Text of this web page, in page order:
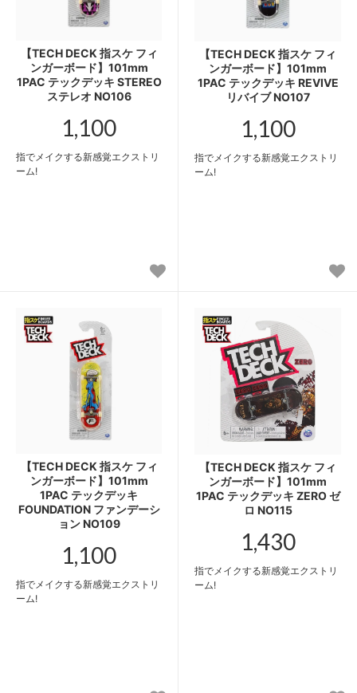
【TECH DECK 指スケ フィ
ンガーボード】101mm
1PAC テックデッキ STEREO
ステレオ NO106
1,100
指でメイクする新感覚エクストリ
ーム!
【TECH DECK 指スケ フィ
ンガーボード】101mm
1PAC テックデッキ REVIVE
リバイブ NO107
1,100
指でメイクする新感覚エクストリ
ーム!
【TECH DECK 指スケ フィ
ンガーボード】101mm
1PAC テックデッキ
FOUNDATION ファンデーシ
ョン NO109
1,100
指でメイクする新感覚エクストリ
ーム!
【TECH DECK 指スケ フィ
ンガーボード】101mm
1PAC テックデッキ ZERO ゼ
ロ NO115
1,430
指でメイクする新感覚エクストリ
ーム!